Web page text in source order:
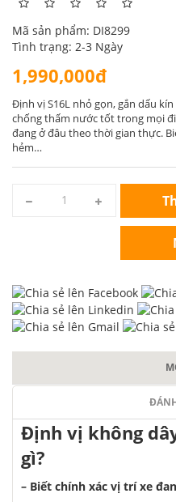
Mã sản phẩm: DI8299
Tình trạng: 2-3 Ngày
1,990,000đ
Định vị S16L nhỏ gọn, gắn dấu
chống thấm nước tốt trong mọi
đang ở đâu theo thời gian thực.
hẻm…
Định vị không
gì?
– Biết chính xác vị trí xe